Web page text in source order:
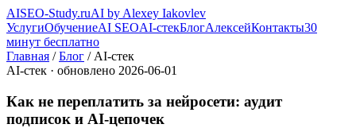
AISEO-Study.ruAI by Alexey Iakovlev
УслугиОбучениеAI SEOAI-стекБлогАлексейКонтакты30
минут бесплатно
Главная /Блог / AI-стек
AI-стек · обновлено 2026-06-01
Как не переплатить за нейросети: аудит
подписок и AI-цепочек